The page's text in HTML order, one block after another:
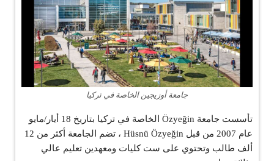
جامعة أوزيجين الخاصة في تركيا
تأسست جامعة Özyeğin الخاصة في تركيا بتاريخ 18 أيار/مايو
عام 2007 من قبل Hüsnü Özyeğin ، تضم الجامعة أكثر من 12
ألف طالب وتحتوي على ست كليات ومعهدين تعليم عالي